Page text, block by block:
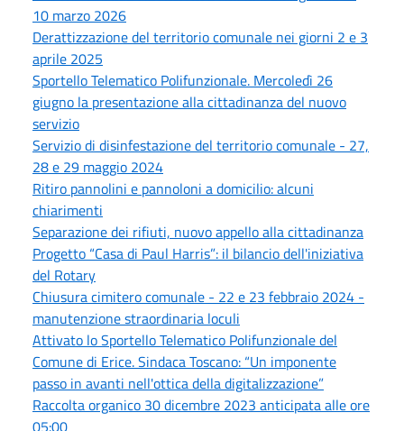
10 marzo 2026
Derattizzazione del territorio comunale nei giorni 2 e 3
aprile 2025
Sportello Telematico Polifunzionale. Mercoledì 26
giugno la presentazione alla cittadinanza del nuovo
servizio
Servizio di disinfestazione del territorio comunale - 27,
28 e 29 maggio 2024
Ritiro pannolini e pannoloni a domicilio: alcuni
chiarimenti
Separazione dei rifiuti, nuovo appello alla cittadinanza
Progetto “Casa di Paul Harris”: il bilancio dell'iniziativa
del Rotary
Chiusura cimitero comunale - 22 e 23 febbraio 2024 -
manutenzione straordinaria loculi
Attivato lo Sportello Telematico Polifunzionale del
Comune di Erice. Sindaca Toscano: “Un imponente
passo in avanti nell'ottica della digitalizzazione”
Raccolta organico 30 dicembre 2023 anticipata alle ore
05:00